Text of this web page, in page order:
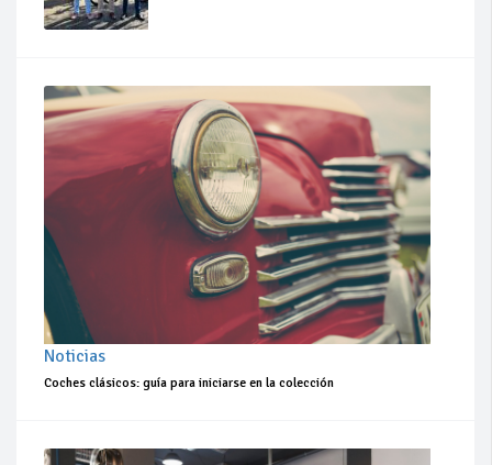
Noticias
Coches clásicos: guía para iniciarse en la colección